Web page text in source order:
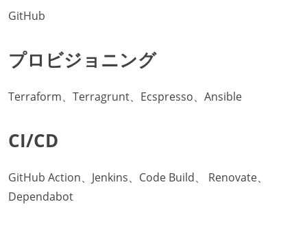
GitHub
プロビジョニング
Terraform、Terragrunt、Ecspresso、Ansible
CI/CD
GitHub Action、Jenkins、Code Build、 Renovate、
Dependabot